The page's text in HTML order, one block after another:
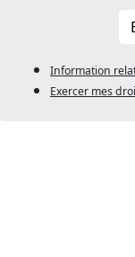
Information
Exercer mes